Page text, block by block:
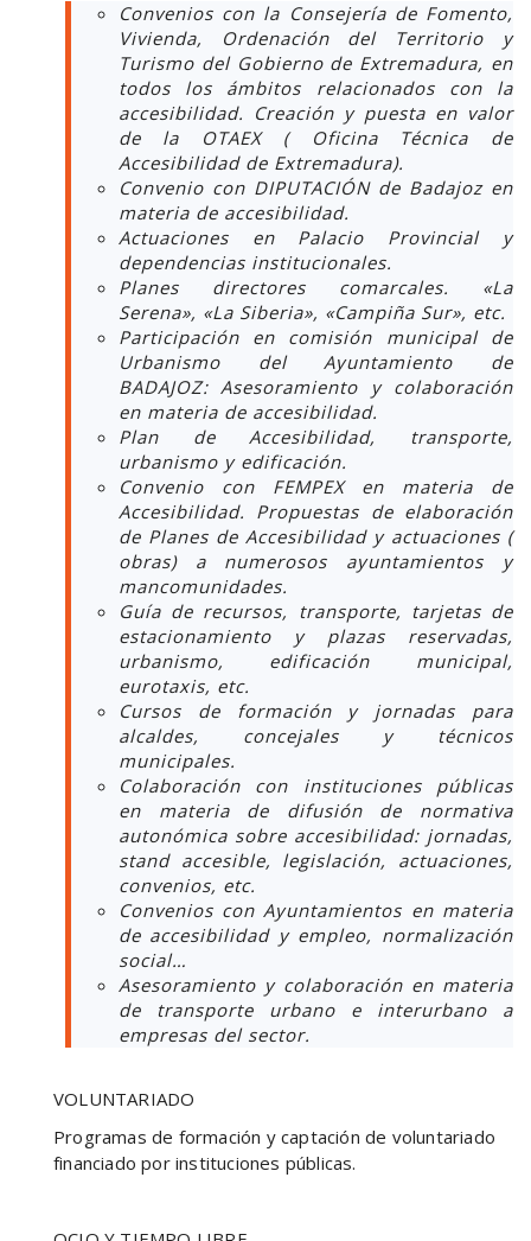
Convenios con la Consejería de Fomento,
Vivienda, Ordenación del Territorio y
Turismo del Gobierno de Extremadura, en
todos los ámbitos relacionados con la
accesibilidad. Creación y puesta en valor
de la OTAEX ( Oficina Técnica de
Accesibilidad de Extremadura).
Convenio con DIPUTACIÓN de Badajoz en
materia de accesibilidad.
Actuaciones en Palacio Provincial y
dependencias institucionales.
Planes directores comarcales. «La
Serena», «La Siberia», «Campiña Sur», etc.
Participación en comisión municipal de
Urbanismo del Ayuntamiento de
BADAJOZ: Asesoramiento y colaboración
en materia de accesibilidad.
Plan de Accesibilidad, transporte,
urbanismo y edificación.
Convenio con FEMPEX en materia de
Accesibilidad. Propuestas de elaboración
de Planes de Accesibilidad y actuaciones (
obras) a numerosos ayuntamientos y
mancomunidades.
Guía de recursos, transporte, tarjetas de
estacionamiento y plazas reservadas,
urbanismo, edificación municipal,
eurotaxis, etc.
Cursos de formación y jornadas para
alcaldes, concejales y técnicos
municipales.
Colaboración con instituciones públicas
en materia de difusión de normativa
autonómica sobre accesibilidad: jornadas,
stand accesible, legislación, actuaciones,
convenios, etc.
Convenios con Ayuntamientos en materia
de accesibilidad y empleo, normalización
social…
Asesoramiento y colaboración en materia
de transporte urbano e interurbano a
empresas del sector.
VOLUNTARIADO
Programas de formación y captación de voluntariado
financiado por instituciones públicas.